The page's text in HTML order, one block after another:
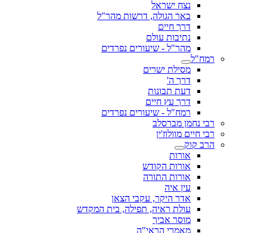
נצח ישראל
באר הגולה, דרשות מהר"ל
דרך חיים
נתיבות עולם
מהר"ל - שיעורים נפרדים
רמח"ל
מסילת ישרים
דרך ה'
דעת תבונות
דרך עץ חיים
רמח"ל - שיעורים נפרדים
רבי נחמן מברסלב
רבי חיים מוולוז'ין
הרב קוק
אורות
אורות הקודש
אורות התורה
עין איה
אדר היקר, עקבי הצאן
עולת ראיה, תפילה, בית המקדש
מוסר אביך
מאמרי הראי"ה